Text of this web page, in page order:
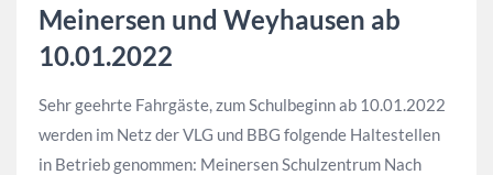
Meinersen und Weyhausen ab
10.01.2022
Sehr geehrte Fahrgäste, zum Schulbeginn ab 10.01.2022
werden im Netz der VLG und BBG folgende Haltestellen
in Betrieb genommen: Meinersen Schulzentrum Nach